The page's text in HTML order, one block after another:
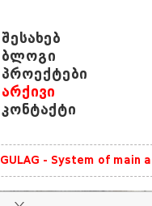
შესახებ
ბლოგი
პროექტები
არქივი
კონტაქტი
GULAG - System of main